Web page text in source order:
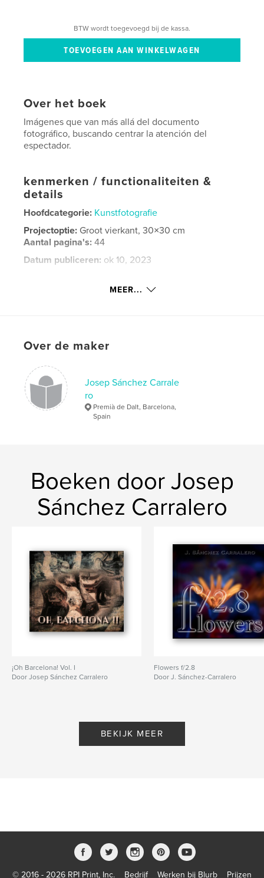
BTW wordt toegevoegd bij de kassa.
Over het boek
Imágenes que van más allá del documento
fotográfico, buscando centrar la atención del
espectador.
kenmerken / functionaliteiten &
details
Hoofdcategorie: Kunstfotografie
Projectoptie: Groot vierkant, 30×30 cm
Aantal pagina's:44
Datum publiceren: ok 10, 2023
MEER...
Over de maker
Josep Sánchez Carrale
ro
Premià de Dalt, Barcelona,
Spain
Boeken door Josep
Sánchez Carralero
¡Oh Barcelona! Vol. I
Door Josep Sánchez Carralero
Flowers f/2.8
Door J. Sánchez-Carralero
BEKIJK MEER
© 2016 - 2026 RPI Print, Inc. Bedrijf Werken bij Blurb Prijzen